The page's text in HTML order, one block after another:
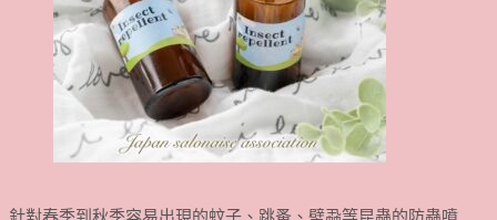
針對春季到秋季容易出現的蚊子、跳蚤、壁蝨等昆蟲的防蟲噴